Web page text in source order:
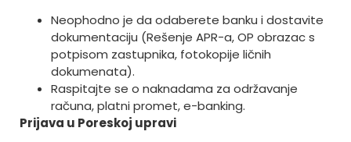
Neophodno je da odaberete banku i dostavite
dokumentaciju (Rešenje APR-a, OP obrazac s
potpisom zastupnika, fotokopije ličnih
dokumenata).
Raspitajte se o naknadama za održavanje
računa, platni promet, e-banking.
Prijava u Poreskoj upravi